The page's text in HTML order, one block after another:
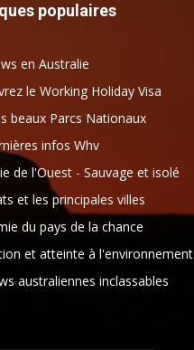
populaires
en Australie
le Working Holiday Visa
beaux Parcs Nationaux
infos Whv
de l'Ouest - Sauvage et isolé
et les principales villes
du pays de la chance
et atteinte à l'environnement
australiennes inclassables